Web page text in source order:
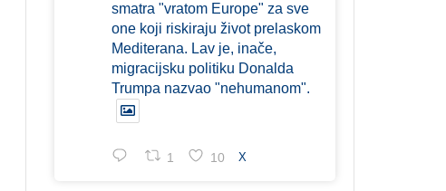
smatra "vratom Europe" za sve
one koji riskiraju život prelaskom
Mediterana. Lav je, inače,
migracijsku politiku Donalda
Trumpa nazvao "nehumanom".
1 10 X